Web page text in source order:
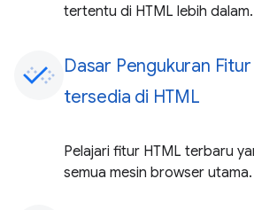
tertentu di HTML lebih dalam.
Dasar Pengukuran
tersedia di HTML
Pelajari fitur HTML terbaru
semua mesin browser utama.